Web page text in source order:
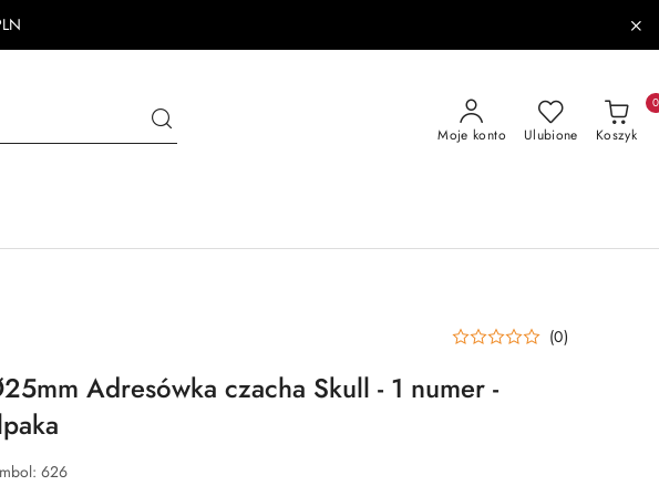
Moje konto Ulubione Koszyk
0
(0)
Adresówka czacha Skull - 1 numer -
626